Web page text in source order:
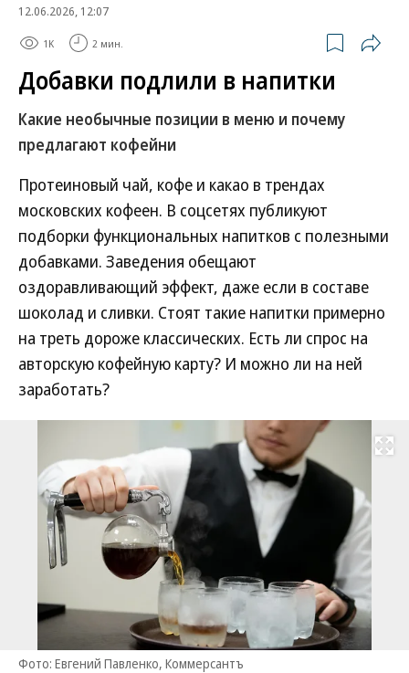
12.06.2026, 12:07
1K 2 мин.
Добавки подлили в напитки
Какие необычные позиции в меню и почему
предлагают кофейни
Протеиновый чай, кофе и какао в трендах
московских кофеен. В соцсетях публикуют
подборки функциональных напитков с полезными
добавками. Заведения обещают
оздоравливающий эффект, даже если в составе
шоколад и сливки. Стоят такие напитки примерно
на треть дороже классических. Есть ли спрос на
авторскую кофейную карту? И можно ли на ней
заработать?
Развернуть
Фото: Евгений Павленко, Коммерсантъ